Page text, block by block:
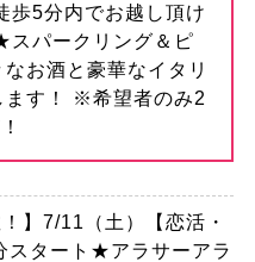
歩5分内でお越し頂け
スパークリング＆ピ
お酒と豪華なイタリ
ます！ ※希望者のみ2
】7/11（土）【恋活・
スタート★アラサーアラ